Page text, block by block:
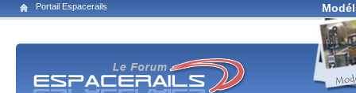
Portail Espacerails